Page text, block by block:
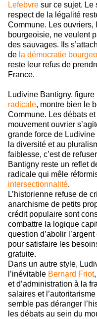
Lefebvre sur ce sujet. Le
respect de la légalité
Commune. Les ouvriers,
bourgeoisie, ne veulent
des sauvages. Ils
de la démocratie
reste leur refus de
France.
Ludivine Bantigny,
radicale, montre bien le
Commune. Les débats
mouvement ouvrier
grande force de Ludivine
la diversité et au
faiblesse, c’est de
Bantigny reste un reflet
radicale qui mêle
intersectionnalité.
L’historienne refuse de
anarchisme de petits
crédit populaire sont
combattre la logique
question d’abolir
pour satisfaire les
gratuite.
Dans un autre style,
l’inévitable Bernard Friot
et d’administration à la
salaires et
semble pas déranger
les débats au sein du